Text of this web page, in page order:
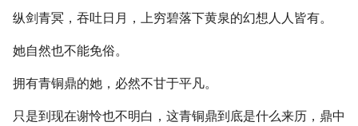
纵剑青冥，吞吐日月，上穷碧落下黄泉的幻想人人皆有。
她自然也不能免俗。
拥有青铜鼎的她，必然不甘于平凡。
只是到现在谢怜也不明白，这青铜鼎到底是什么来历，鼎中